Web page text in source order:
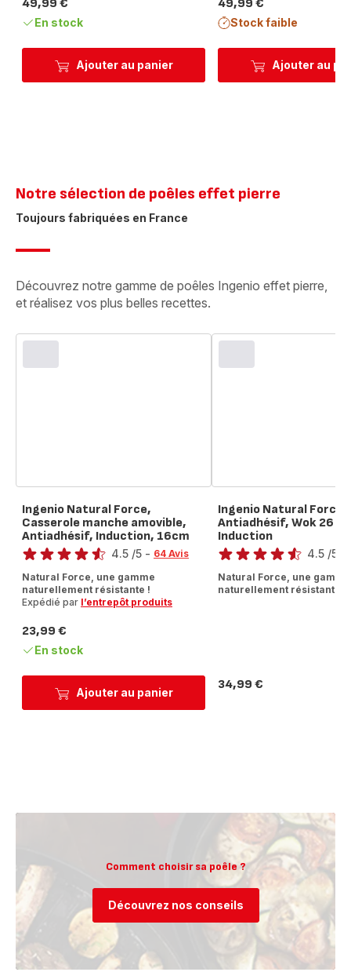
Ajouter au panier
Prix
49,99 €
En stock
Ajouter au
Prix
49,99 €
Stock faible
Notre sélection de poêles effet pierre​
Toujours fabriquées en France​
Découvrez notre gamme de poêles Ingenio effet pierre,
et réalisez vos plus belles recettes.​
Ajouter au panier
Ingenio Natural Force,
Casserole manche amovible,
Antiadhésif, Induction, 16cm
Note
4.5 /5 - 64 Avis
Natural Force, une gamme
naturellement résistante !
Expédié par l’entrepôt produits
Prix
23,99 €
En stock
Ingenio Natural Force,
Antiadhésif, Wok 26
Induction
Note
4.5 /5
Natural Force, une gamme
naturellement résistante !
Prix
34,99 €
Comment choisir sa poêle ?
Découvrez nos conseils